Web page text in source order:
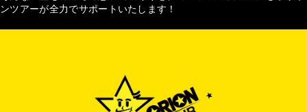
ンツアーが全力でサポートいたします！